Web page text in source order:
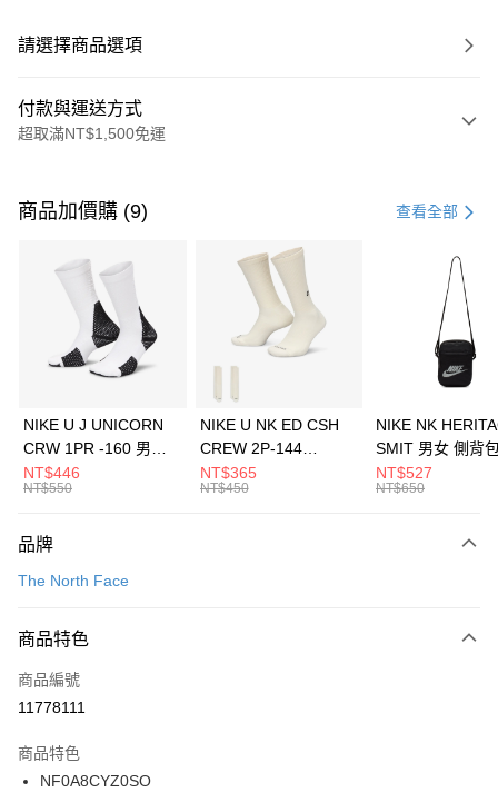
請選擇商品選項
付款與運送方式
超取滿NT$1,500免運
信用卡一次付款
3 期 0 利率 每期 21家銀行
合作金庫商業銀行
第一商業銀行
華南商業銀行
彰化商業銀行
上海商業儲蓄銀行
元大商業銀行
台灣樂天信用卡公司
Apple Pay
全盈+PAY
AFTEE先享後付
【關於「AFTEE先享後付」】
便利好安心！
３．安心：先確認商品／服務後，再付款。
【「AFTEE先享後付」結帳流程】
１．於結帳方式選擇「AFTEE先享後付」後，將跳轉至「AFTEE先享後付」
２．訂單成立數日內，您將收到繳費通知簡訊。
３．收到繳費通知簡訊後14天內，點擊此簡訊中的連結，可透過四大超商／
ATM／網路銀行／等多元方式進行付款，方視為交易完成。
運送方式
每筆NT$100，滿NT$1,500(含以上)免運費
宅配
每筆NT$100，滿NT$1,500(含以上)免運費
付款後門市自取
每筆NT$100，滿NT$1,500(含以上)免運費
商品加價購 (9) 查看全部
NIKE U J UNICORN
CRW 1PR -160 男女
中統襪 FZ3393100
NT$446
NT$550
NIKE U NK ED CSH
CREW 2P-144
EMBRDY 男女 短統襪
FZ3073133
NT$365
NT$450
NIKE NK
SMIT 男女 側背
BA5871010
NT$527
NT$650
品牌
The North Face
商品特色
商品編號
11778111
商品特色
NF0A8CYZ0SO